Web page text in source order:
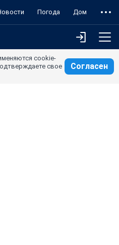
Погода Дом
cookie-
свое
Согласен